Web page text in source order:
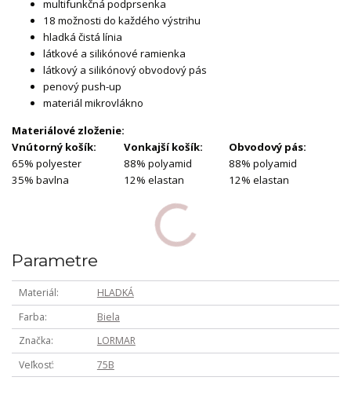
multifunkčná podprsenka
18 možnosti do každého výstrihu
hladká čistá línia
látkové a silikónové ramienka
látkový a silikónový obvodový pás
penový push-up
materiál mikrovlákno
Materiálové zloženie:
Vnútorný košík:
Vonkajší košík:
Obvodový pás:
65% polyester
35% bavlna
88% polyamid
12% elastan
88% polyamid
12% elastan
Parametre
Materiál
HLADKÁ
Farba
Biela
Značka
LORMAR
Veľkosť
75B